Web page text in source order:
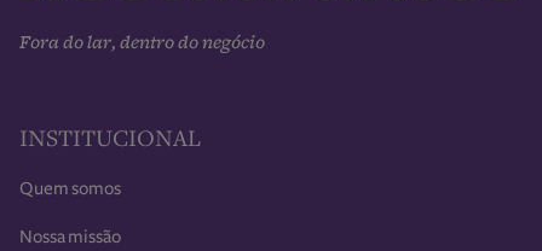
Fora do lar, dentro do negócio
INSTITUCIONAL
Quem somos
Nossa missão